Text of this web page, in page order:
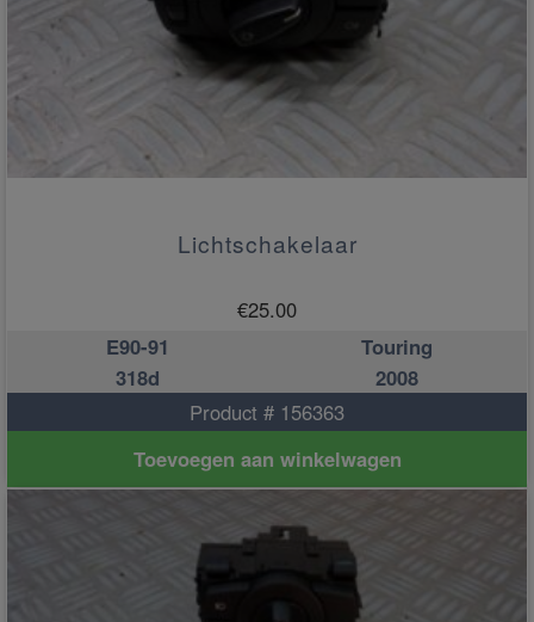
Lichtschakelaar
€25.00
E90-91
Touring
318d
2008
Product # 156363
Toevoegen aan winkelwagen